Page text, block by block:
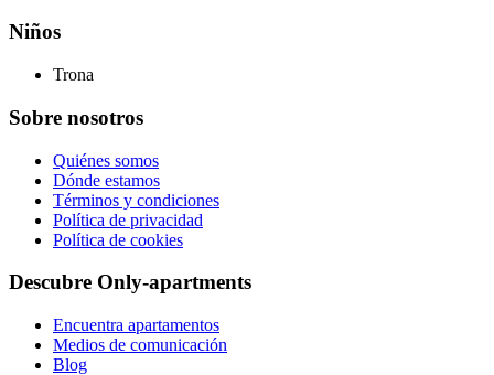
Niños
Trona
Sobre nosotros
Quiénes somos
Dónde estamos
Términos y condiciones
Política de privacidad
Política de cookies
Descubre Only-apartments
Encuentra apartamentos
Medios de comunicación
Blog